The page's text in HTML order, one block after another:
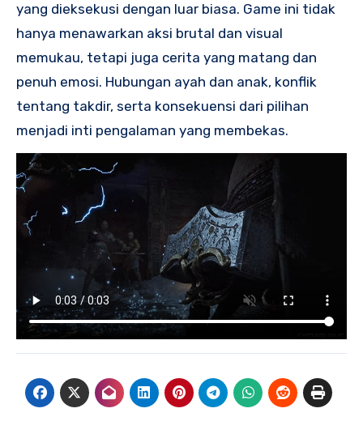
yang dieksekusi dengan luar biasa. Game ini tidak
hanya menawarkan aksi brutal dan visual
memukau, tetapi juga cerita yang matang dan
penuh emosi. Hubungan ayah dan anak, konflik
tentang takdir, serta konsekuensi dari pilihan
menjadi inti pengalaman yang membekas.